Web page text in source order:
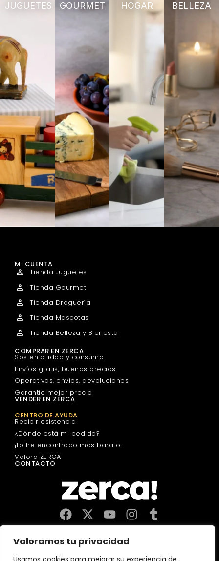
Valoramos tu privacidad
Usamos cookies para mejorar su experiencia de
JUGUETES GOURMET HOGAR BELLEZA
impuestos aquí, y dinamizan economía y empleo en tu
MI CUENTA
Tienda Juguetes
Tienda Gourmet
Tienda Droguería
Tienda Mascotas
Tienda Belleza y Bienestar
COMPRAR EN ZERCA
Sostenibilidad y consumo
Envíos gratis, buenos precios
Operativas, envíos, devoluciones
Garantía mejor precio
VENDER EN ZERCA
CENTRO DE AYUDA
Recibir asistencia
¿Dónde está mi pedido?
¡Lo he encontrado más barato!
Valora ZERCA
CONTACTO